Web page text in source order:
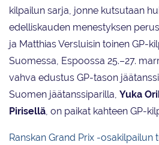
kilpailun sarja, jonne kutsutaan
edelliskauden menestyksen
ja Matthias Versluisin toinen GP-
Suomessa, Espoossa 25.–27.
vahva edustus GP-tason
Suomen jäätanssiparilla, Yuka
Pirisellä , on paikat kahteen GP-
Ranskan Grand Prix -osakilpailun